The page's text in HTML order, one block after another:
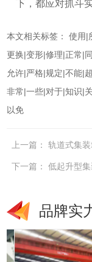
下，都应对抓斗
本文相关标签： 使用|
更换|变形|修理|正常|
允许|严格|规定|不能|
非常|一些|对于|知识|
以免
上一篇： 轨道式集
下一篇： 低起升型
品牌实